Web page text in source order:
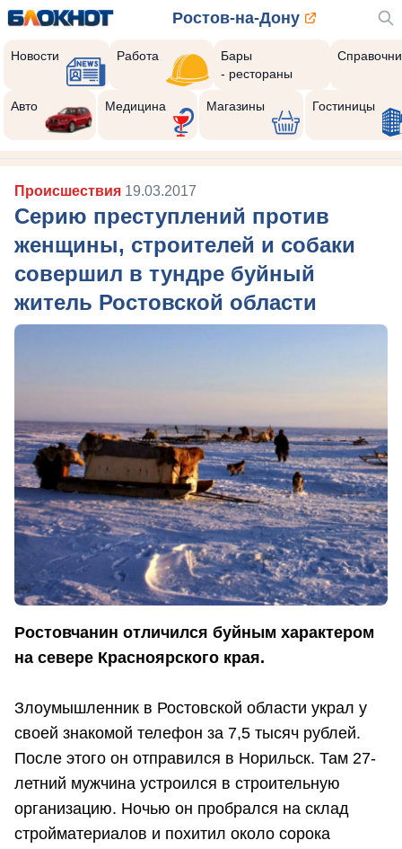
Ростов-на-Дону
Новости Работа
Бары
- рестораны
Авто Медицина Магазины Гостиницы
Происшествия 19.03.2017
Серию преступлений против
женщины, строителей и собаки
совершил в тундре буйный
житель Ростовской области
Ростовчанин отличился буйным характером
на севере Красноярского края.
Злоумышленник в Ростовской области украл у
своей знакомой телефон за 7,5 тысяч рублей.
После этого он отправился в Норильск. Там 27-
летний мужчина устроился в строительную
организацию. Ночью он пробрался на склад
стройматериалов и похитил около сорока